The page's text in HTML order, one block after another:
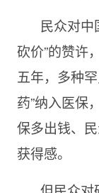
民众对中
砍价”的赞许
五年，多种
药”纳入医保
保多出钱、
获得感。